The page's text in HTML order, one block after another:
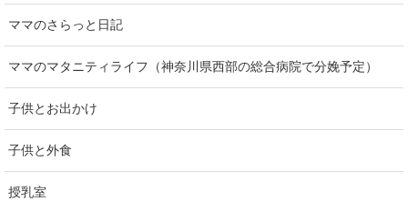
ママのさらっと日記
ママのマタニティライフ（神奈川県西部の総合病院で分娩予定）
子供とお出かけ
子供と外食
授乳室